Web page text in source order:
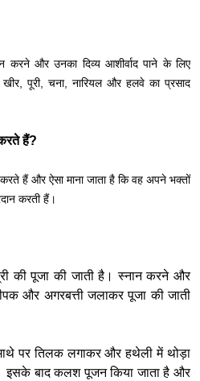
करने और उनका दिव्य आशीर्वाद पाने के लिए
पूरी, चना, नारियल और हलवे का प्रसाद
करते हैं?
हैं और ऐसा माना जाता है कि वह अपने भक्तों
करती हैं।
की पूजा की जाती है। स्नान करने और
और अगरबत्ती जलाकर पूजा की जाती
पर तिलक लगाकर और हथेली में थोड़ा
इसके बाद कलश पूजन किया जाता है और